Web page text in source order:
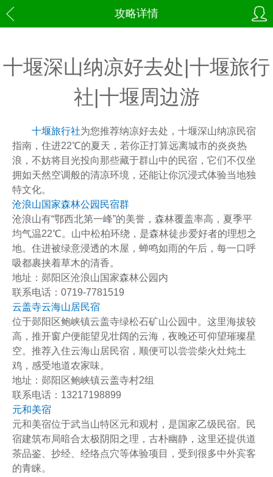
攻略详情
十堰深山纳凉好去处|十堰旅行
社|十堰周边游
十堰旅行社为您推荐纳凉好去处，十堰深山纳凉民宿
指南，住进22℃的夏天，若你正打算远离城市的炎炎热
浪，不妨将目光投向那些藏于群山中的民宿，它们不仅坐
拥如天然空调般的清凉环境，还能让你沉浸式体验当地独
特文化。
沧浪山国家森林公园民宿群
沧浪山有“鄂西北第一峰”的美誉，森林覆盖率高，夏季平
均气温22℃。山中松柏环绕，是森林徒步爱好者的理想之
地。住进被绿意浸透的木屋，蝉鸣如雨的午后，每一口呼
吸都裹挟着草木的清香。
地址：郧阳区沧浪山国家森林公园内
联系电话：0719-7781519
云盖寺云海山居民宿
位于郧阳区鲍峡镇云盖寺绿松石矿山公园中。这里海拔较
高，推开窗户便能望见壮阔的云海，夜晚还可仰望璀璨星
空。推荐入住云海山居民宿，顺便可以尝尝柴火灶炖土
鸡，感受地道农家味。
地址：郧阳区鲍峡镇云盖寺村2组
联系电话：13217198899
元和美宿
元和美宿位于武当山特区元和观村，是国家乙级民宿。民
宿建筑布局暗合太极阴阳之理，古朴幽静，这里还提供道
茶品鉴、抄经、经络点穴等体验项目，受到很多中外宾客
的青睐。